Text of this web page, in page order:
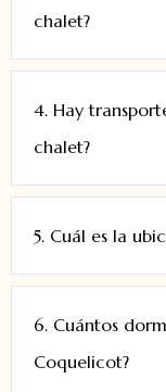
chalet?
4. Hay
chalet?
5. Cuál es la
6. Cuántos
Coquelicot?